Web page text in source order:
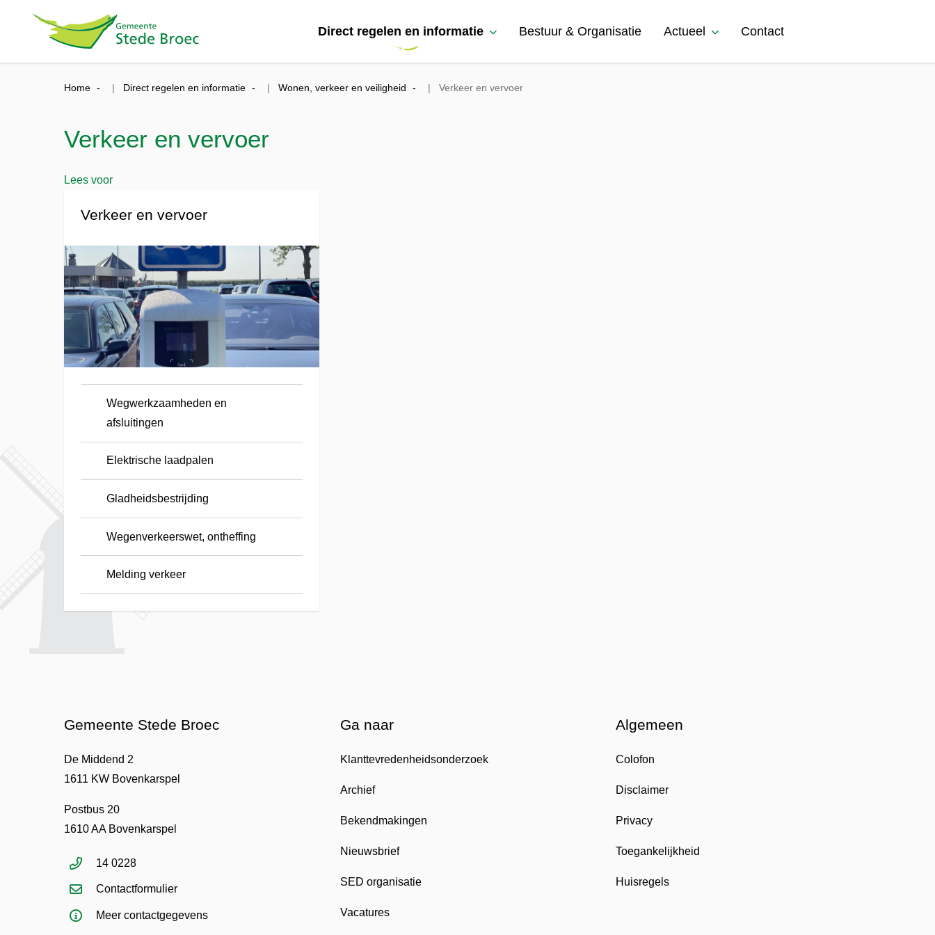
Direct regelen en informatie Bestuur & Organisatie Actueel Contact
Home Direct regelen en informatie Wonen, verkeer en veiligheid Verkeer en vervoer
Verkeer en vervoer
Lees voor
Verkeer en vervoer
Wegwerkzaamheden en
afsluitingen
Elektrische laadpalen
Gladheidsbestrijding
Wegenverkeerswet, ontheffing
Melding verkeer
Gemeente Stede Broec
De Middend 2
1611 KW Bovenkarspel
Postbus 20
1610 AA Bovenkarspel
14 0228
Contactformulier
Meer contactgegevens
Ga naar
Klanttevredenheidsonderzoek
Archief
Bekendmakingen
Nieuwsbrief
SED organisatie
Vacatures
Algemeen
Colofon
Disclaimer
Privacy
Toegankelijkheid
Huisregels